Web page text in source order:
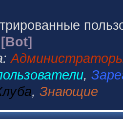
,
, Знающие